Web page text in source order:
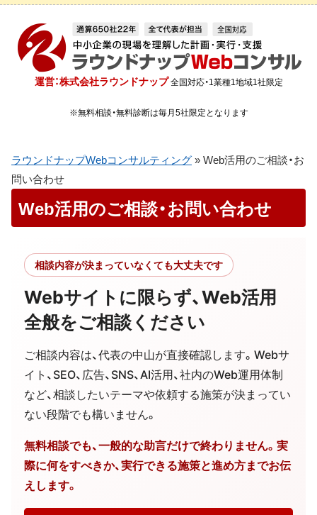
運営：株式会社ラウンドナップ 全国対応・1業種1地域1社限定
※無料相談・無料診断は毎月5社限定となります
ラウンドナップWebコンサルティング » Web活用のご相談・お
問い合わせ
Web活用のご相談・お問い合わせ
相談内容が決まっていなくても大丈夫です
Webサイトに限らず、Web活用
全般をご相談ください
ご相談内容は、代表の中山が直接確認します。Webサ
イト、SEO、広告、SNS、AI活用、社内のWeb運用体制
など、相談したいテーマや依頼する施策が決まってい
ない段階でも構いません。
無料相談でも、一般的な助言だけで終わりません。実
際に何をすべきか、実行できる施策と進め方までお伝
えします。